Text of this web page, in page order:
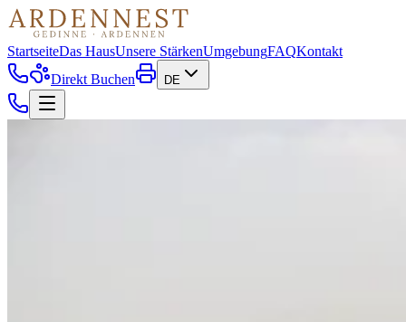
StartseiteDas HausUnsere StärkenUmgebungFAQKontakt
Direkt Buchen
DE